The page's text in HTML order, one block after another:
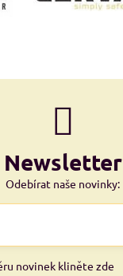
Newsletter
Odebírat naše novinky:
novinek kliněte zde